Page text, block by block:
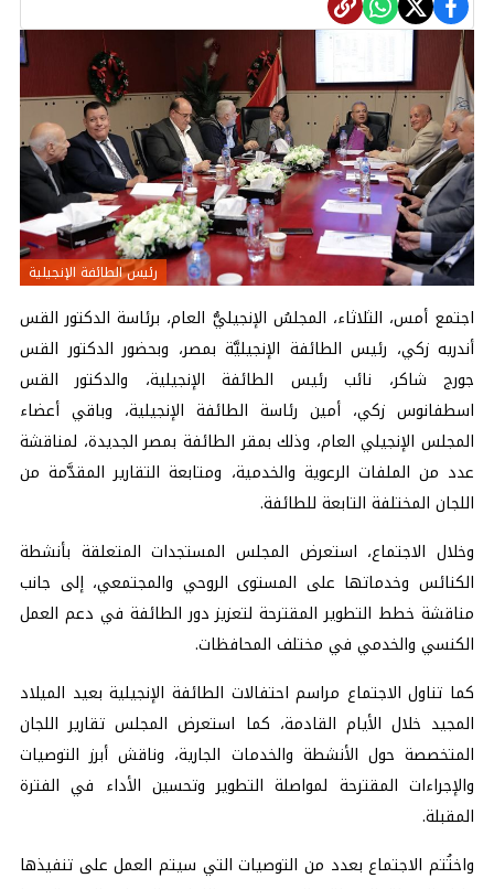
رئيس الطائفة الإنجيلية
اجتمع أمس، الثلاثاء، المجلسُ الإنجيليُّ العام، برئاسة الدكتور القس
أندريه زكي، رئيس الطائفة الإنجيليَّة بمصر، وبحضور الدكتور القس
جورج شاكر، نائب رئيس الطائفة الإنجيلية، والدكتور القس
اسطفانوس زكي، أمين رئاسة الطائفة الإنجيلية، وباقي أعضاء
المجلس الإنجيلي العام، وذلك بمقر الطائفة بمصر الجديدة، لمناقشة
عدد من الملفات الرعوية والخدمية، ومتابعة التقارير المقدَّمة من
اللجان المختلفة التابعة للطائفة.
وخلال الاجتماع، استعرض المجلس المستجدات المتعلقة بأنشطة
الكنائس وخدماتها على المستوى الروحي والمجتمعي، إلى جانب
مناقشة خطط التطوير المقترحة لتعزيز دور الطائفة في دعم العمل
الكنسي والخدمي في مختلف المحافظات.
كما تناول الاجتماع مراسم احتفالات الطائفة الإنجيلية بعيد الميلاد
المجيد خلال الأيام القادمة، كما استعرض المجلس تقارير اللجان
المتخصصة حول الأنشطة والخدمات الجارية، وناقش أبرز التوصيات
والإجراءات المقترحة لمواصلة التطوير وتحسين الأداء في الفترة
المقبلة.
واختُتم الاجتماع بعدد من التوصيات التي سيتم العمل على تنفيذها